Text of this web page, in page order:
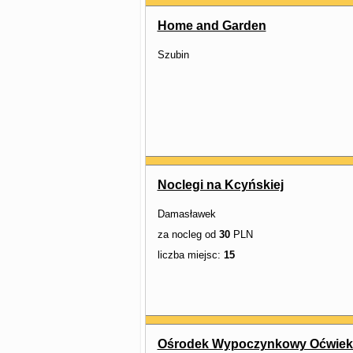
Home and Garden
Szubin
Noclegi na Kcyńskiej
Damasławek
za nocleg od 30PLN
liczba miejsc: 15
Ośrodek Wypoczynkowy